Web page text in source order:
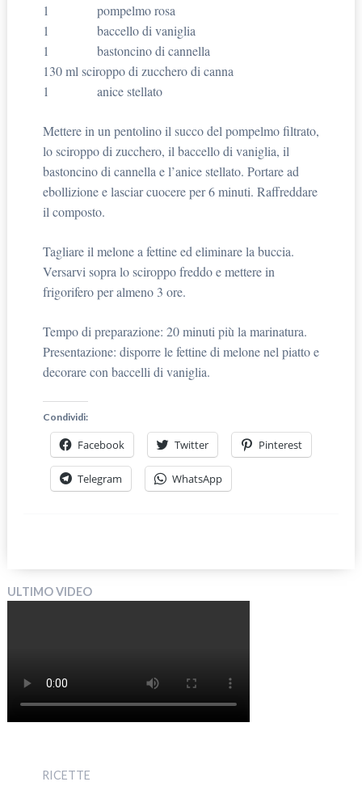
1 pompelmo rosa
1 baccello di vaniglia
1 bastoncino di cannella
130 ml sciroppo di zucchero di canna
1 anice stellato
Mettere in un pentolino il succo del pompelmo filtrato,
lo sciroppo di zucchero, il baccello di vaniglia, il
bastoncino di cannella e l’anice stellato. Portare ad
ebollizione e lasciar cuocere per 6 minuti. Raffreddare
il composto.
Tagliare il melone a fettine ed eliminare la buccia.
Versarvi sopra lo sciroppo freddo e mettere in
frigorifero per almeno 3 ore.
Tempo di preparazione: 20 minuti più la marinatura.
Presentazione: disporre le fettine di melone nel piatto e
decorare con baccelli di vaniglia.
Condividi:
Facebook Twitter Pinterest
Telegram WhatsApp
ULTIMO VIDEO
RICETTE